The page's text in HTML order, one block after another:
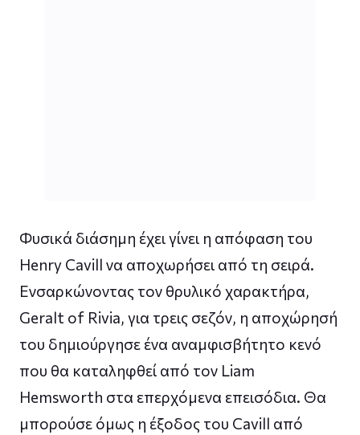
Φυσικά διάσημη έχει γίνει η απόφαση του
Henry Cavill να αποχωρήσει από τη σειρά.
Ενσαρκώνοντας τον θρυλικό χαρακτήρα,
Geralt of Rivia, για τρεις σεζόν, η αποχώρησή
του δημιούργησε ένα αναμφισβήτητο κενό
που θα καταληφθεί από τον Liam
Hemsworth στα επερχόμενα επεισόδια. Θα
μπορούσε όμως η έξοδος του Cavill από